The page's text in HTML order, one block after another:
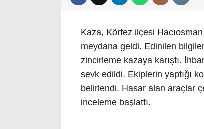
Kaza, Körfez ilçesi
meydana geldi. Edinilen
zincirleme kazaya karıştı.
sevk edildi. Ekiplerin yaptığı
belirlendi. Hasar alan araçlar
inceleme başlattı.